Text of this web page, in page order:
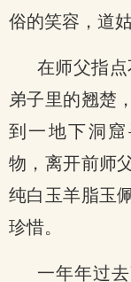
俗的笑容，道
在师父指点
弟子里的翘楚
到一地下洞窟
物，离开前师
纯白玉羊脂玉
珍惜。
一年年过